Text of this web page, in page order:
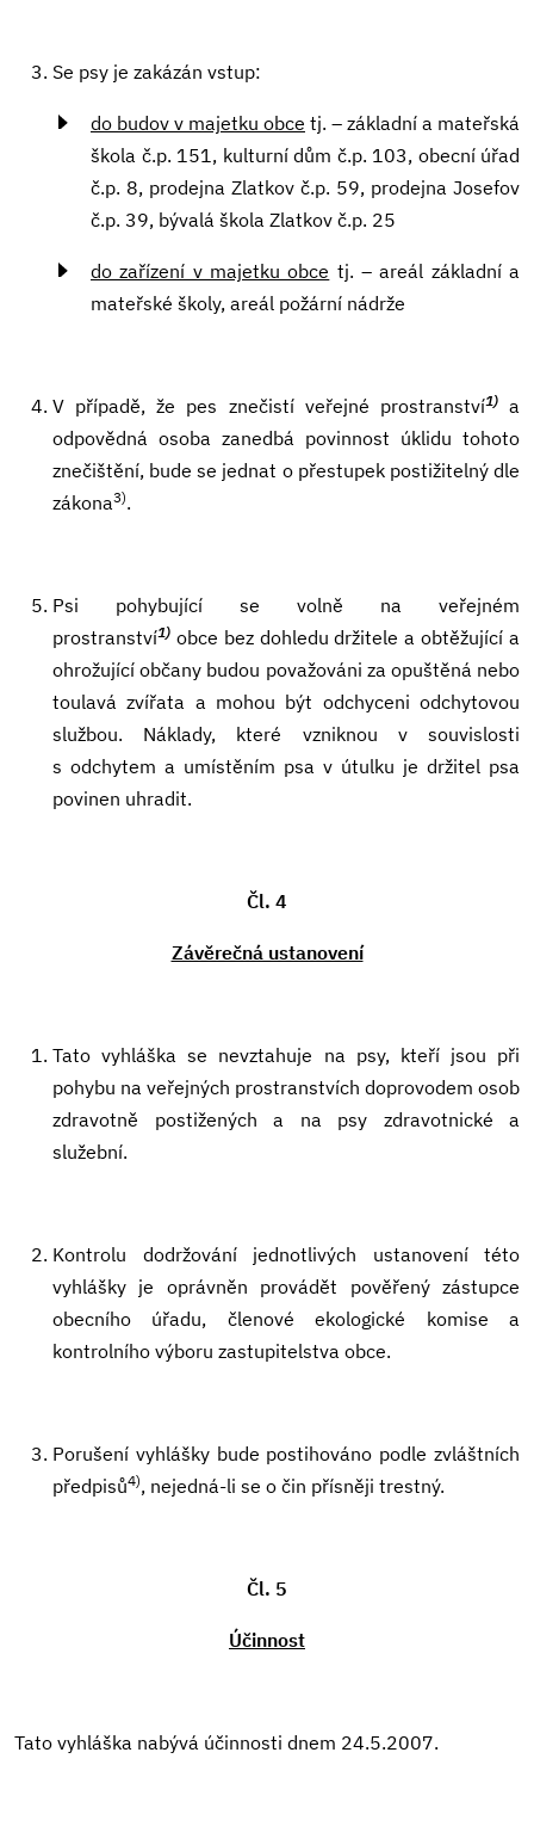
Se psy je zakázán vstup:
do budov v majetku obce tj. – základní a mateřská
škola č.p. 151, kulturní dům č.p. 103, obecní úřad
č.p. 8, prodejna Zlatkov č.p. 59, prodejna Josefov
č.p. 39, bývalá škola Zlatkov č.p. 25
do zařízení v majetku obce tj. – areál základní a
mateřské školy, areál požární nádrže
V případě, že pes znečistí veřejné prostranství1)a
odpovědná osoba zanedbá povinnost úklidu tohoto
znečištění, bude se jednat o přestupek postižitelný dle
zákona3).
Psi pohybující se volně na veřejném
prostranství1) obce bez dohledu držitele a obtěžující a
ohrožující občany budou považováni za opuštěná nebo
toulavá zvířata a mohou být odchyceni odchytovou
službou. Náklady, které vzniknou v souvislosti
s odchytem a umístěním psa v útulku je držitel psa
povinen uhradit.
Čl. 4
Závěrečná ustanovení
Tato vyhláška se nevztahuje na psy, kteří jsou při
pohybu na veřejných prostranstvích doprovodem osob
zdravotně postižených a na psy zdravotnické a
služební.
Kontrolu dodržování jednotlivých ustanovení této
vyhlášky je oprávněn provádět pověřený zástupce
obecního úřadu, členové ekologické komise a
kontrolního výboru zastupitelstva obce.
Porušení vyhlášky bude postihováno podle zvláštních
předpisů4), nejedná-li se o čin přísněji trestný.
Čl. 5
Účinnost
Tato vyhláška nabývá účinnosti dnem 24.5.2007.